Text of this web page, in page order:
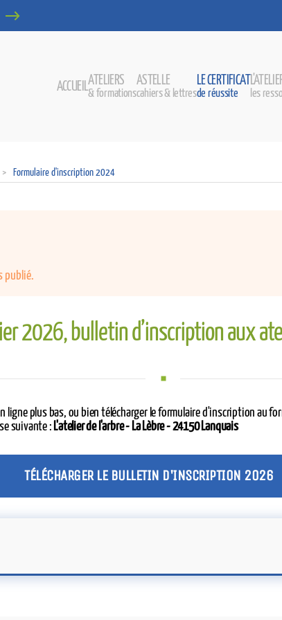
ACCUEILATELIERS
& formations
ASTELLE
cahiers & lettres
LE CERTIFICAT
de réussite les
Formulaire d'inscription 2024
publié.
2026, bulletin d’inscription aux
ligne plus bas, ou bien télécharger le formulaire d'inscription au
suivante : L'atelier de l'arbre - La Lèbre - 24150 Lanquais
TÉLÉCHARGER LE BULLETIN D'INSCRIPTION 2026